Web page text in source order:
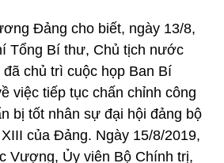
Đảng cho biết, ngày 13/8,
Tổng Bí thư, Chủ tịch nước
chủ trì cuộc họp Ban Bí
việc tiếp tục chấn chỉnh công
bị tốt nhân sự đại hội đảng bộ
của Đảng. Ngày 15/8/2019,
Vượng, Ủy viên Bộ Chính trị,